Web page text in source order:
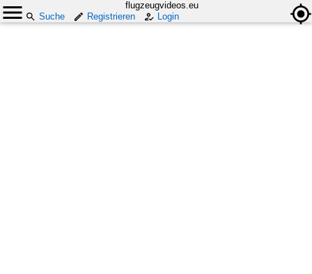
flugzeugvideos.eu
Suche
Registrieren Login